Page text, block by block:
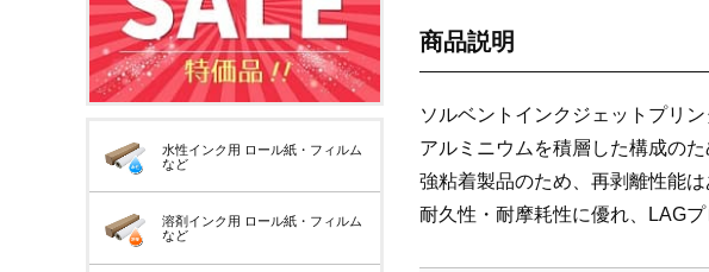
水性インク用 ロール紙・フィルム
など
溶剤インク用 ロール紙・フィルム
など
商品説明
ソルベントインクジェットプリン
アルミニウムを積層した構成の
強粘着製品のため、再剥離性能は
耐久性・耐摩耗性に優れ、
LAG